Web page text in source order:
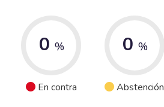
0 %
En contra
0 %
Abstención